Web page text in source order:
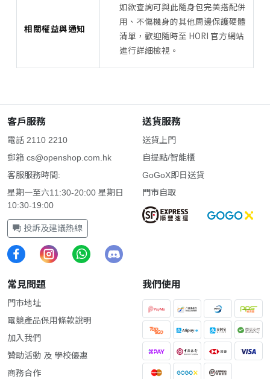
相關權益與通知
如欲查詢可與此隨身包完美搭配併
用、不傷機身的其他周邊保護硬體
清單，歡迎隨時至 HORI 官方網站
進行詳細檢視。
客戶服務
電話 2110 2210
郵箱 cs@openshop.com.hk
客服服務時間:
星期一至六11:30-20:00 星期日
10:30-19:00
投訴及建議熱線
送貨服務
送貨上門
自提點/智能櫃
GoGoX即日送貨
門市自取
常見問題
門市地址
電競產品保用條款說明
加入我們
贊助活動 及 學校優惠
商務合作
我們使用